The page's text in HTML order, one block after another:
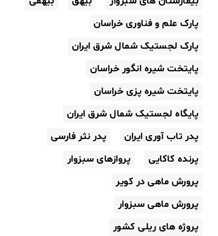
پارک علم و فناوری خراسان
پارک لجستیک شمال شرق ایران
پایتخت شیره انگور خراسان
پایتخت شیره پزی خراسان
پایگاه لجستیک شمال شرق ایران
پدر تاب آوری ایران
پدر نثر فارسی
پرنده کاکایی
پروازهای سبزوار
پرورش ماهی در کویر
پرورش ماهی سبزوار
پروژه های ریلی کشور